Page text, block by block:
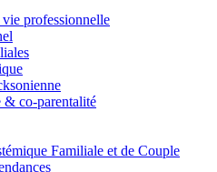
professionnelle
co-parentalité
Familiale et de Couple